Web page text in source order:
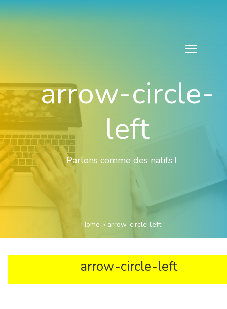
arrow-circle-
left
Parlons comme des natifs !
Home arrow-circle-left
arrow-circle-left